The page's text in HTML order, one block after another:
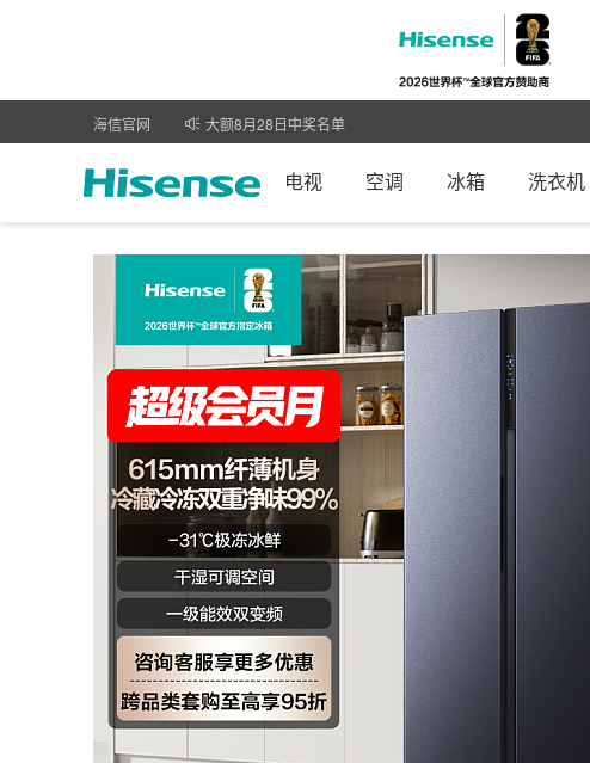
海信官网 9月1日全场活动获奖名单公示
电视 空调 冰箱 洗衣机